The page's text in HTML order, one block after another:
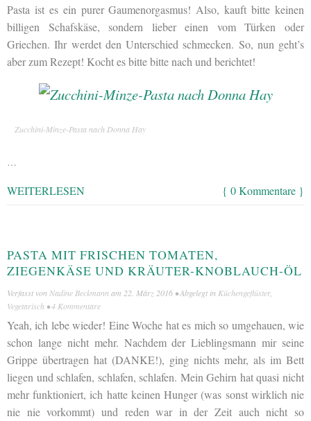
Pasta ist es ein purer Gaumenorgasmus! Also, kauft bitte keinen
billigen Schafskäse, sondern lieber einen vom Türken oder
Griechen. Ihr werdet den Unterschied schmecken. So, nun geht’s
aber zum Rezept! Kocht es bitte bitte nach und berichtet!
Zucchini-Minze-Pasta nach Donna Hay
…
WEITERLESEN { 0 Kommentare }
PASTA MIT FRISCHEN TOMATEN,
ZIEGENKÄSE UND KRÄUTER-KNOBLAUCH-ÖL
Verfasst von Nadine Beckmann am 22. März 2016 • Abgelegt in Küchengeflüster,
Vegetarisch •4 Kommentare
Yeah, ich lebe wieder! Eine Woche hat es mich so umgehauen, wie
schon lange nicht mehr. Nachdem der Lieblingsmann mir seine
Grippe übertragen hat (DANKE!), ging nichts mehr, als im Bett
liegen und schlafen, schlafen, schlafen. Mein Gehirn hat quasi nicht
mehr funktioniert, ich hatte keinen Hunger (was sonst wirklich nie
nie nie vorkommt) und reden war in der Zeit auch nicht so